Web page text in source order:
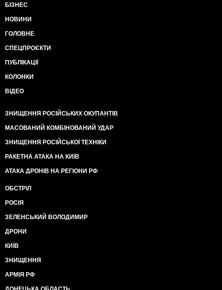
БІЗНЕС
НОВИНИ
ГОЛОВНЕ
СПЕЦПРОЄКТИ
ПУБЛІКАЦІЇ
КОЛОНКИ
ВІДЕО
ЗНИЩЕННЯ РОСІЙСЬКИХ ОКУПАНТІВ
МАСОВАНИЙ КОМБІНОВАНИЙ УДАР
ЗНИЩЕННЯ РОСІЙСЬКОЇ ТЕХНІКИ
РАКЕТНА АТАКА НА КИЇВ
АТАКА ДРОНІВ НА РЕГІОНИ РФ
ОБСТРІЛ
РОСІЯ
ЗЕЛЕНСЬКИЙ ВОЛОДИМИР
ДРОНИ
КИЇВ
ЗНИЩЕННЯ
АРМІЯ РФ